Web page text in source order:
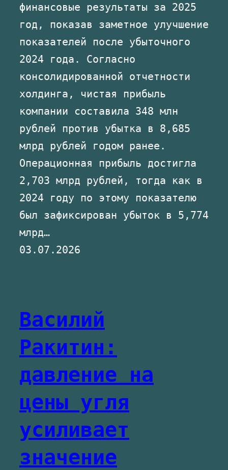
финансовые результаты за 2025
год, показав заметное улучшение
показателей после убыточного
2024 года. Согласно
консолидированной отчетности
холдинга, чистая прибыль
компании составила 348 млн
рублей против убытка в 8,685
млрд рублей годом ранее.
Операционная прибыль достигла
2,703 млрд рублей, тогда как в
2024 году по этому показателю
был зафиксирован убыток в 5,774
млрд…
03.07.2026
Василий
Ракитин:
давление на
цены угля
усиливает
значение